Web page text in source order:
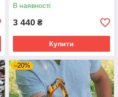
В наявності
3 440 ₴
Купити
–20%